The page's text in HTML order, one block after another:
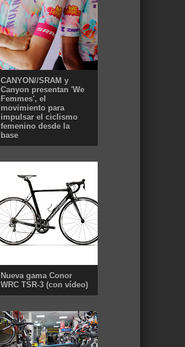
CANYON//SRAM y
Canyon presentan 'We
Femmes', el
movimiento para
impulsar el ciclismo
femenino desde la
base
Nueva gama Conor
WRC TSR-3 (con vídeo)